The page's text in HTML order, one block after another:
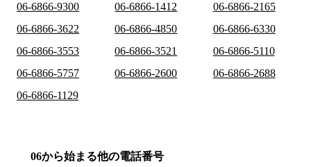
06-6866-9300
06-6866-1412
06-6866-2165
06-6866-3622
06-6866-4850
06-6866-6330
06-6866-3553
06-6866-3521
06-6866-5110
06-6866-5757
06-6866-2600
06-6866-2688
06-6866-1129
06から始まる他の電話番号